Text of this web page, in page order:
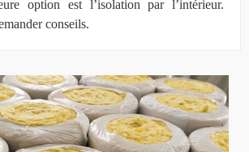
option est l’isolation par l’intérieur.
conseils.